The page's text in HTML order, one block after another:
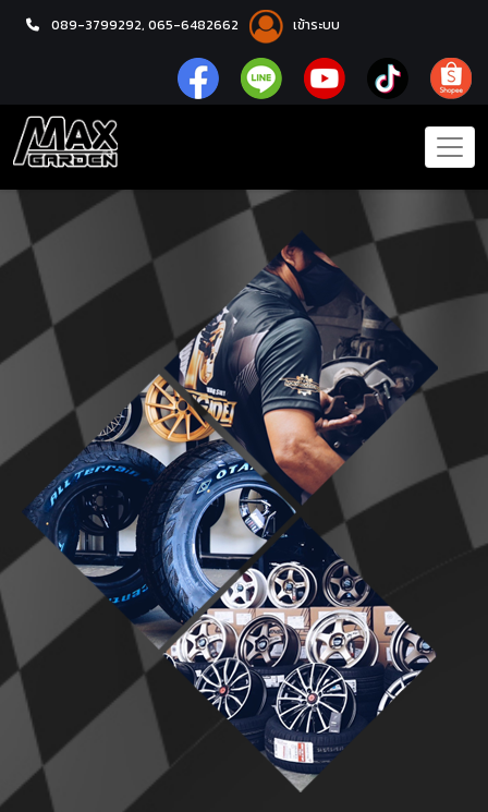
089-3799292, 065-6482662 เข้าระบบ
หน้าแรก เกี่ยวกับเรา